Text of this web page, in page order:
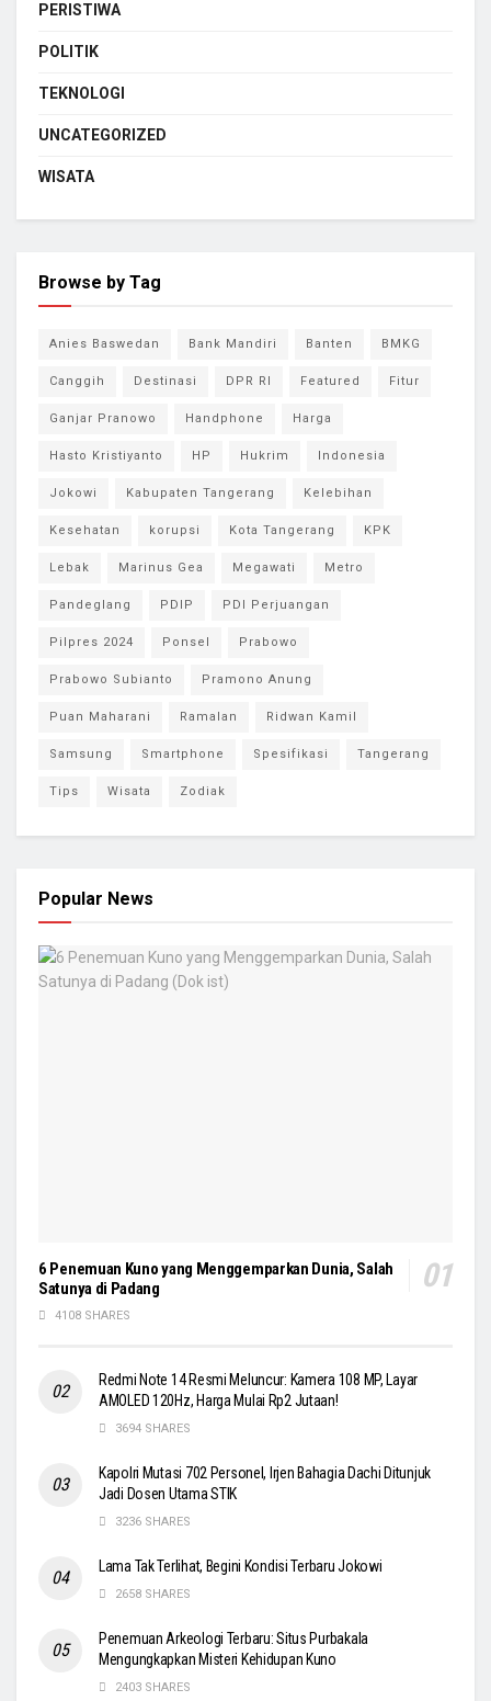
PERISTIWA
POLITIK
TEKNOLOGI
UNCATEGORIZED
WISATA
Browse by Tag
Anies Baswedan Bank Mandiri Banten BMKG
Canggih Destinasi DPR RI Featured Fitur
Ganjar Pranowo Handphone Harga
Hasto Kristiyanto HP Hukrim Indonesia
Jokowi Kabupaten Tangerang Kelebihan
Kesehatan korupsi Kota Tangerang KPK
Lebak Marinus Gea Megawati Metro
Pandeglang PDIP PDI Perjuangan
Pilpres 2024 Ponsel Prabowo
Prabowo Subianto Pramono Anung
Puan Maharani Ramalan Ridwan Kamil
Samsung Smartphone Spesifikasi Tangerang
Tips Wisata Zodiak
Popular News
6 Penemuan Kuno yang Menggemparkan Dunia, Salah
Satunya di Padang
4108 SHARES
Redmi Note 14 Resmi Meluncur: Kamera 108 MP, Layar
AMOLED 120Hz, Harga Mulai Rp2 Jutaan!
3694 SHARES
Kapolri Mutasi 702 Personel, Irjen Bahagia Dachi Ditunjuk
Jadi Dosen Utama STIK
3236 SHARES
Lama Tak Terlihat, Begini Kondisi Terbaru Jokowi
2658 SHARES
Penemuan Arkeologi Terbaru: Situs Purbakala
Mengungkapkan Misteri Kehidupan Kuno
2403 SHARES